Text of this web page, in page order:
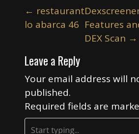
P
o
t
n
a
v
i
g
← restaurant
lo abarca 46 Features
DEX Scan →
Leave a Reply
Your email address will
published.
Required fields are